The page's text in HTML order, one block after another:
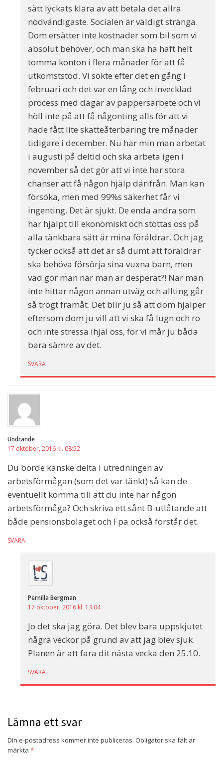
sätt lyckats klara av att betala det allra
nödvändigaste. Socialen är väldigt stränga.
Dom ersätter inte kostnader som bil som vi
absolut behöver, och man ska ha haft helt
tomma konton i flera månader för att få
utkomststöd. Vi sökte efter det en gång i
februari och det var en lång och invecklad
process med dagar av pappersarbete och vi
höll inte på att få någonting alls för att vi
hade fått lite skatteåterbäring tre månader
tidigare i december. Nu har min man arbetat
i augusti på deltid och ska arbeta igen i
november så det gör att vi inte har stora
chanser att få någon hjälp därifrån. Man kan
försöka, men med 99%s säkerhet får vi
ingenting. Det är sjukt. De enda andra som
har hjälpt till ekonomiskt och stöttas oss på
alla tänkbara sätt är mina föräldrar. Och jag
tycker också att det är så dumt att föräldrar
ska behöva försörja sina vuxna barn, men
vad gör man när man är desperat?! När man
inte hittar någon annan utväg och allting går
så trögt framåt. Det blir ju så att dom hjälper
eftersom dom ju vill att vi ska få lugn och ro
och inte stressa ihjäl oss, för vi mår ju båda
bara sämre av det.
SVARA
Undrande
17 oktober, 2016 kl. 08:52
Du borde kanske delta i utredningen av
arbetsförmågan (som det var tänkt) så kan de
eventuellt komma till att du inte har någon
arbetsförmåga? Och skriva ett sånt B-utlåtande att
både pensionsbolaget och Fpa också förstår det.
SVARA
Pernilla Bergman
17 oktober, 2016 kl. 13:04
Jo det ska jag göra. Det blev bara uppskjutet
några veckor på grund av att jag blev sjuk.
Planen är att fara dit nästa vecka den 25.10.
SVARA
Lämna ett svar
Din e-postadress kommer inte publiceras. Obligatoriska fält är
märkta *